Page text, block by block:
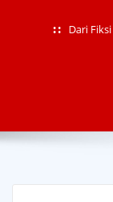
Dari